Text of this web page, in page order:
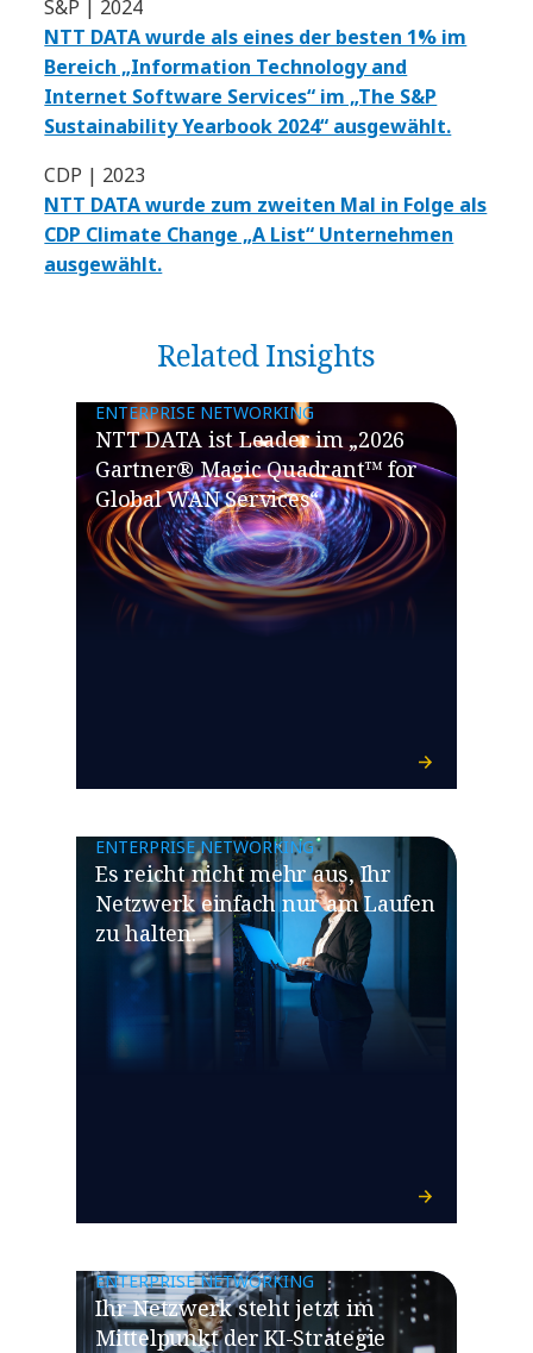
S&P | 2024
NTT DATA wurde als eines der besten 1% im
Bereich „Information Technology and
Internet Software Services“ im „The S&P
Sustainability Yearbook 2024“ ausgewählt.
CDP | 2023
NTT DATA wurde zum zweiten Mal in Folge als
CDP Climate Change „A List“ Unternehmen
ausgewählt.
Related Insights
ENTERPRISE NETWORKING
NTT DATA ist Leader im „2026
Gartner® Magic Quadrant™ for
Global WAN Services“
ENTERPRISE NETWORKING
​​Es reicht nicht mehr aus, Ihr
Netzwerk einfach nur am Laufen
zu halten.​
ENTERPRISE NETWORKING
​​Ihr Netzwerk steht jetzt im
Mittelpunkt der KI-Strategie​